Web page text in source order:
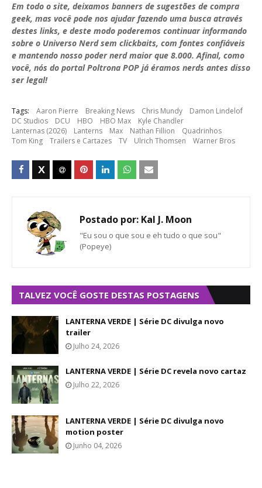
Em todo o site, deixamos banners de sugestões de compra
geek, mas você pode nos ajudar fazendo uma busca através
destes links, e deste modo poderemos continuar informando
sobre o Universo Nerd sem clickbaits, com fontes confiáveis
e mantendo nosso poder nerd maior que 8.000. Afinal, como
você, nós do portal Poltrona POP já éramos nerds antes disso
ser legal!
Tags: Aaron Pierre Breaking News Chris Mundy
Damon Lindelof
DC Studios
DCU HBO HBO Max
Kyle Chandler
Lanternas (2026)
Lanterns Max Nathan Fillion
Quadrinhos
Tom King
Trailers e Cartazes TV Ulrich Thomsen Warner Bros
Postado por: Kal J. Moon
"Eu sou o que sou e eh tudo o que sou"
(Popeye)
TALVEZ VOCÊ GOSTE DESTAS POSTAGENS
LANTERNA VERDE | Série DC divulga novo
trailer
Julho 24, 2026
LANTERNA VERDE | Série DC revela novo cartaz
Julho 22, 2026
LANTERNA VERDE | Série DC divulga novo
motion poster
Junho 04, 2026